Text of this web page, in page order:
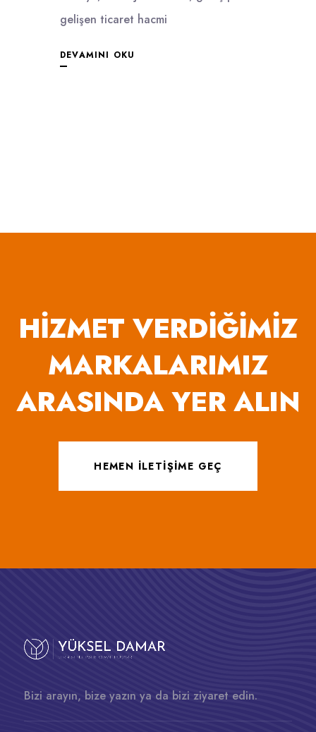
gelişen ticaret hacmi
DEVAMINI OKU
HIZMET VERDIĞIMIZ
MARKALARIMIZ
ARASINDA YER ALIN
HEMEN İLETIŞIME GEÇ
Bizi arayın, bize yazın ya da bizi ziyaret edin.